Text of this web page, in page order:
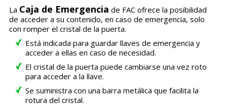
La Caja de Emergencia de FAC ofrece la posibilidad
de acceder a su contenido, en caso de emergencia, solo
con romper el cristal de la puerta.
Está indicada para guardar llaves de emergencia y
acceder a ellas en caso de necesidad.
El cristal de la puerta puede cambiarse una vez roto
para acceder a la llave.
Se suministra con una barra metálica que facilita la
rotura del cristal.